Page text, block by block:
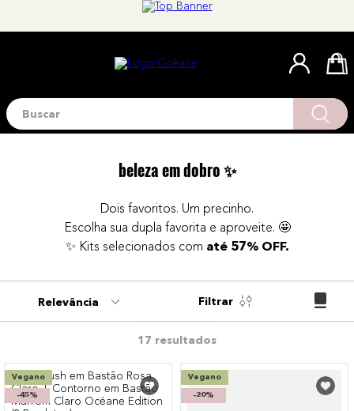
Buscar
beleza em dobro ✨
Dois favoritos. Um precinho.
Escolha sua dupla favorita e aproveite. 🤩
✨ Kits selecionados com até 57% OFF.
Relevância Filtrar
17
Vegano
-45%
Vegano
-20%
Termos mais buscados
mini
9º
paleta
10º bronzer